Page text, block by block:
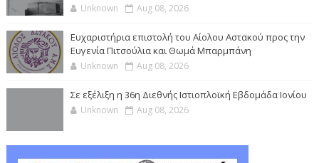
Unknown Aug 08, 2026
Ευχαριστήρια επιστολή του Αίολου Αστακού προς την
Ευγενία Πιτσούλια και Θωμά Μπαρμπάνη
Unknown Aug 08, 2026
Σε εξέλιξη η 36η Διεθνής Ιστιοπλοϊκή Εβδομάδα Ιονίου
Unknown Aug 08, 2026